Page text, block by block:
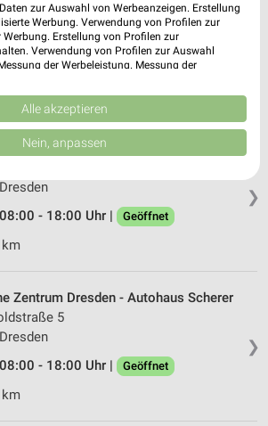
Str. 57
- 18:00 Uhr | Geöffnet
km
❯
Dresden
- 18:00 Uhr |
Geöffnet
km
❯
Zentrum Dresden - Autohaus Scherer
5
- 18:00 Uhr |
Geöffnet
km
zur Auswahl von Werbeanzeigen. Erstellung
Werbung. Verwendung von Profilen zur
Erstellung von Profilen zur
Verwendung von Profilen zur Auswahl
der Werbeleistung. Messung der
aus verschiedenen Quellen. Entwicklung und
Verwendung reduzierter Daten zur Auswahl
Europäischen Union weitergegeben und in die
(1 IAB-Anbieter)
Daten zur Auswahl von
Alle akzeptieren
Nein, anpassen